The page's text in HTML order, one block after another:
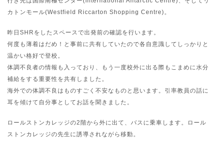
カトンモール(Westfield Riccarton Shopping Centre)。
昨日SHRをしたスペースで出発前の確認を行います。
何度も薄着はだめ！と事前に共有していたので各自意識してしっかりと
温かい格好で登校。
体調不良者の情報も入っており、もう一度校外に出る際もこまめに水分
補給をする重要性を共有しました。
海外での体調不良はものすごく不安なものと思います。引率教員の話に
耳を傾けて自分事としてお話を聞きました。
ロールストンカレッジの2階から外に出て、バスに乗車します。ロール
ストンカレッジの先生に誘導されながら移動。